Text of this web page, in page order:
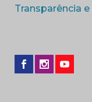
Transparência